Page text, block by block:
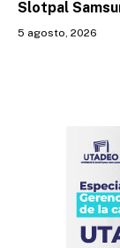
Slotpal
5 agosto, 2026